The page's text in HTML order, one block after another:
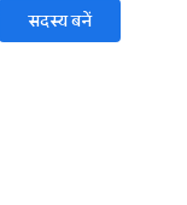
सदस्य बनें